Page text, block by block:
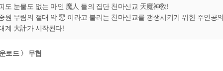
도 눈물도 없는 마인 魔人 들의 집단 천마신교 天魔神敎!
원 무림의 절대 악 惡 이라고 불리는 천마신교를 갱생시키기 위한 주인공
계 大計가 시작된다!
로드 〉 무협